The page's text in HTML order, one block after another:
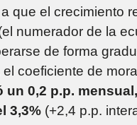
que el crecimiento
numerador de la
de forma
coeficiente de
un 0,2 p.p. mensual,
3,3% (+2,4 p.p.